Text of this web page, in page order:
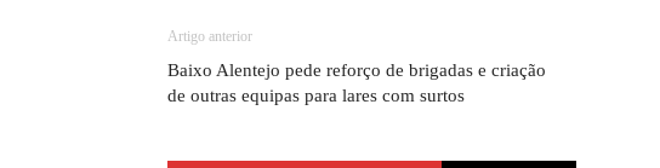
Artigo anterior
Baixo Alentejo pede reforço de brigadas e criação
de outras equipas para lares com surtos